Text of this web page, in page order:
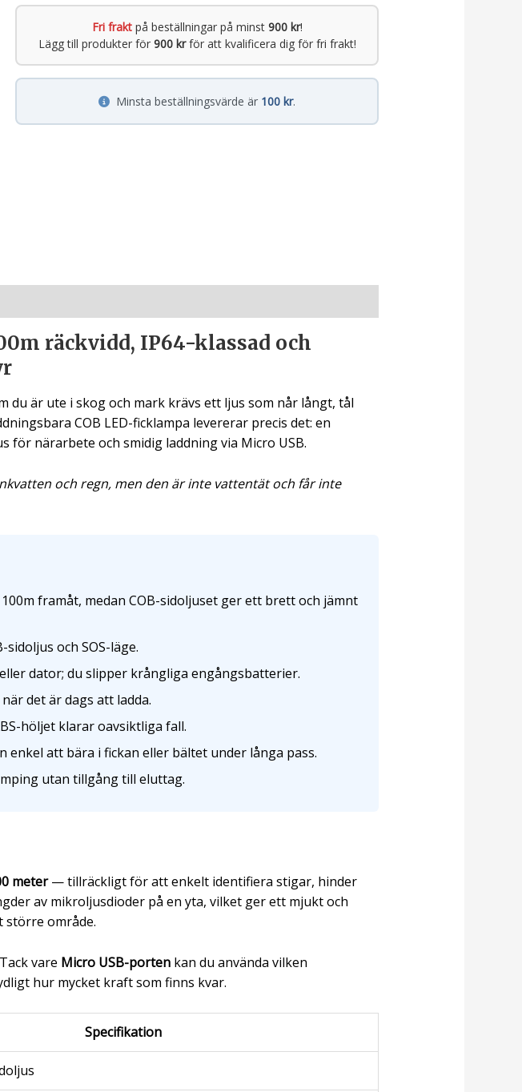
Fri fraktpå beställningar på minst 900 kr!
Lägg till produkter för 900 krför att kvalificera dig för fri frakt!
Minsta beställningsvärde är 100 kr.
räckvidd, IP64-klassad och
du är ute i skog och mark krävs ett ljus som når långt, tål
COB LED-ficklampa levererar precis det: en
närarbete och smidig laddning via Micro USB.
och regn, men den är inte vattentät och får inte
framåt, medan COB-sidoljuset ger ett brett och jämnt
och SOS-läge.
dator; du slipper krångliga engångsbatterier.
det är dags att ladda.
höljet klarar oavsiktliga fall.
att bära i fickan eller bältet under långa pass.
utan tillgång till eluttag.
meter— tillräckligt för att enkelt identifiera stigar, hinder
av mikroljusdioder på en yta, vilket ger ett mjukt och
större område.
vare Micro USB-portenkan du använda vilken
hur mycket kraft som finns kvar.
Specifikation